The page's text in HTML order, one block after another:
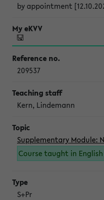
by appointment
209537
Kern, Lindemann
Supplementary Module:
Course taught in English
S+Pr